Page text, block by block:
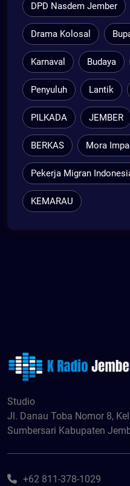
DPD Nasdem Jember
Drama Kolosal
Karnaval Budaya
Penyuluh Lantik
PILKADA JEMBER
BERKAS Mora
Pekerja Migran
KEMARAU
Studio
Jl. Danau Toba Nomor 8,
Sumbersari Kabupaten
+62 811-378-1029